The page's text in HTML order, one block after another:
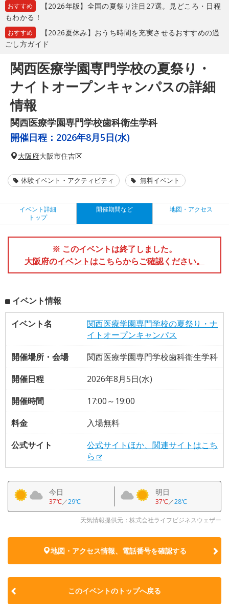
おすすめ
【2026年版】全国の夏祭り注目27選。見どころ・日程
もわかる！
おすすめ
【2026夏休み】おうち時間を充実させるおすすめの過
ごし方ガイド
関西医療学園専門学校の夏祭り・
ナイトオープンキャンパスの詳細
情報
関西医療学園専門学校歯科衛生学科
開催日程： 2026年8月5日(水)
大阪府大阪市住吉区
体験イベント・アクティビティ 無料イベント
イベント詳細
トップ
開催期間など 地図・アクセス
※ このイベントは終了しました。
大阪府のイベントはこちらからご確認ください。
イベント情報
イベント名
関西医療学園専門学校の夏祭り・ナ
イトオープンキャンパス
開催場所・会場
関西医療学園専門学校歯科衛生学科
開催日程
2026年8月5日(水)
開催時間
17:00～19:00
料金
入場無料
公式サイト
公式サイトほか、関連サイトはこち
ら
今日
37℃／29℃
明日
37℃／28℃
天気情報提供元：株式会社ライフビジネスウェザー
地図・アクセス情報、電話番号を確認する
このイベントのトップへ戻る